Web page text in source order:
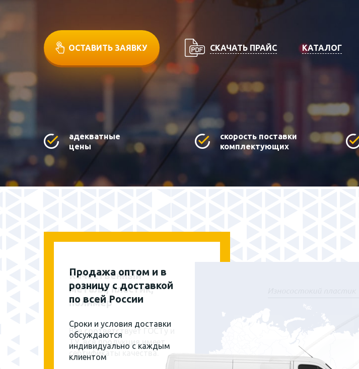
ОСТАВИТЬ ЗАЯВКУ СКАЧАТЬ ПРАЙС КАТАЛОГ
адекватные
цены
скорость поставки
комплектующих
Продажа оптом и в
розницу с доставкой
по всей России
Сроки и условия доставки
обсуждаются
индивидуально с каждым
клиентом